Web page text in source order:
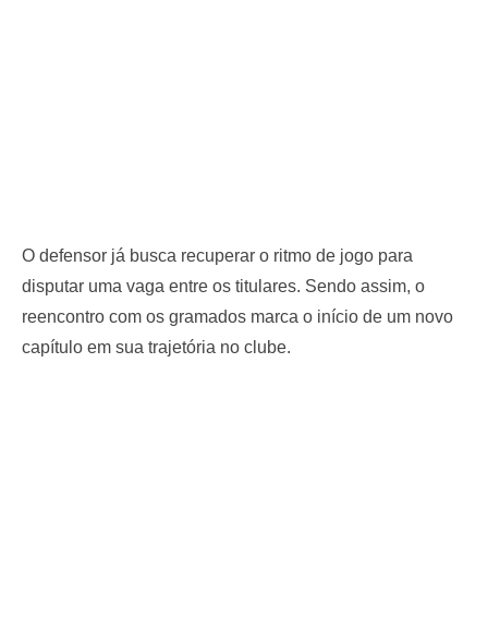
O defensor já busca recuperar o ritmo de jogo para
disputar uma vaga entre os titulares. Sendo assim, o
reencontro com os gramados marca o início de um novo
capítulo em sua trajetória no clube.